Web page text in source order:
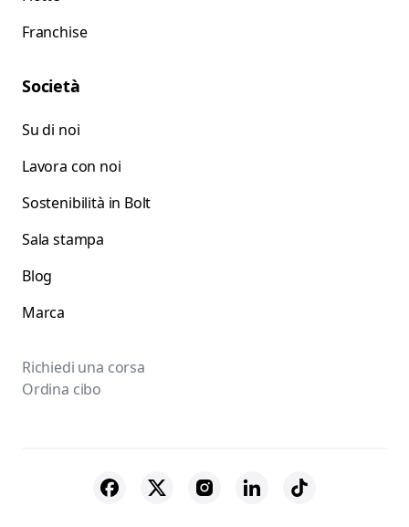
Franchise
Società
Su di noi
Lavora con noi
Sostenibilità in Bolt
Sala stampa
Blog
Marca
Richiedi una corsa
Ordina cibo